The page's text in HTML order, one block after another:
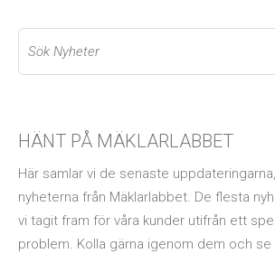
HÄNT PÅ MÄKLARLABBET
Här samlar vi de senaste
nyheterna från Mäklarlabbet. De flesta
vi tagit fram för våra kunder utifrån ett
problem. Kolla gärna igenom dem och se